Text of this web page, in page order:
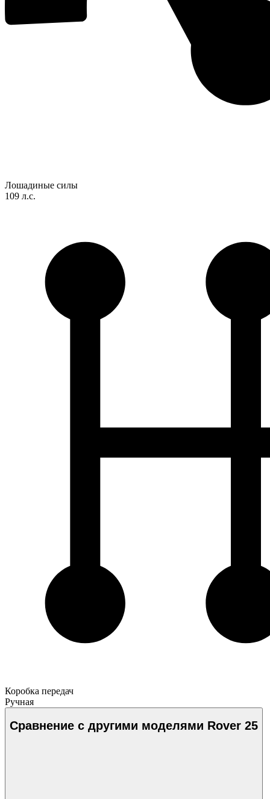
Лошадиные силы
109 л.с.
Коробка передач
Ручная
Сравнение с другими моделями Rover 25